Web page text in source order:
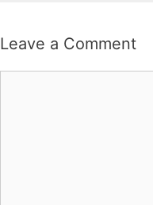
Leave a Comment